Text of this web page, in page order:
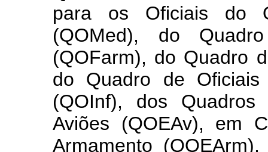
para os Oficiais do
(QOMed), do
(QOFarm), do Quadro
do Quadro de
(QOInf), dos
Aviões (QOEAv), em
Armamento